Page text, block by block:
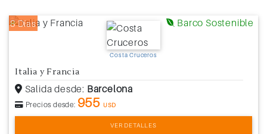
8 Días Barco Sostenible
Costa Cruceros
Italia y Francia
Salida desde: Barcelona
Precios desde: 955 USD
VER DETALLES